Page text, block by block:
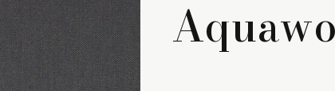
Le etichette
La nostra storia